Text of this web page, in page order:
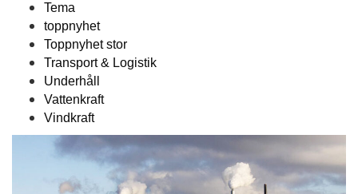
Tema
toppnyhet
Toppnyhet stor
Transport & Logistik
Underhåll
Vattenkraft
Vindkraft